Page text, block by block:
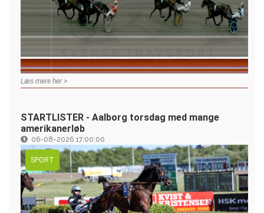
Læs mere her >
STARTLISTER - Aalborg torsdag med mange
amerikanerløb
06-08-2026 17:00:00
SPORT